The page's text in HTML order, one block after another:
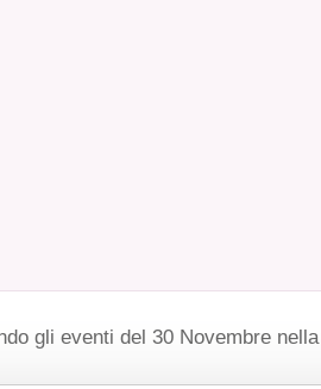
gli eventi del 30 Novembre